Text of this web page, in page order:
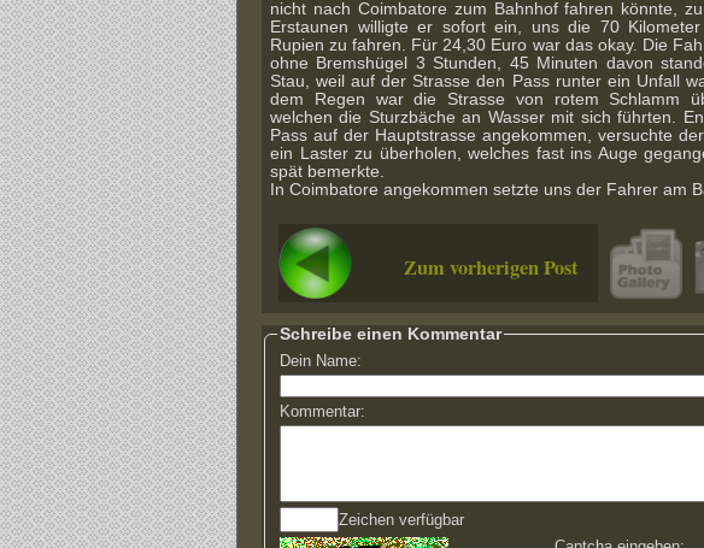
nicht nach Coimbatore zum Bahnhof fahren könnte,
Erstaunen willigte er sofort ein, uns die 70
Rupien zu fahren. Für 24,30 Euro war das okay. Die
ohne Bremshügel 3 Stunden, 45 Minuten davon
Stau, weil auf der Strasse den Pass runter ein Unfall
dem Regen war die Strasse von rotem Schlamm
welchen die Sturzbäche an Wasser mit sich führten.
Pass auf der Hauptstrasse angekommen, versuchte
ein Laster zu überholen, welches fast ins Auge
spät bemerkte.
In Coimbatore angekommen setzte uns der Fahrer am
Zum vorherigen Post
Schreibe einen Kommentar
Dein Name:
Kommentar:
Zeichen verfügbar